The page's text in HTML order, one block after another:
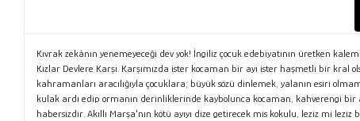
Kıvrak zekânın yenemeyeceği dev yok! İngiliz çocuk edebiyatının üretken
Kızlar Devlere Karşı. Karşımızda ister kocaman bir ayı ister haşmetli bir
kahramanları aracılığıyla çocuklara; büyük sözü dinlemek, yalanın esiri
kulak ardı edip ormanın derinliklerinde kaybolunca kocaman, kahverengi bir
habersizdir. Akıllı Marşa'nın kötü ayıyı dize getirecek mis kokulu, leziz mi